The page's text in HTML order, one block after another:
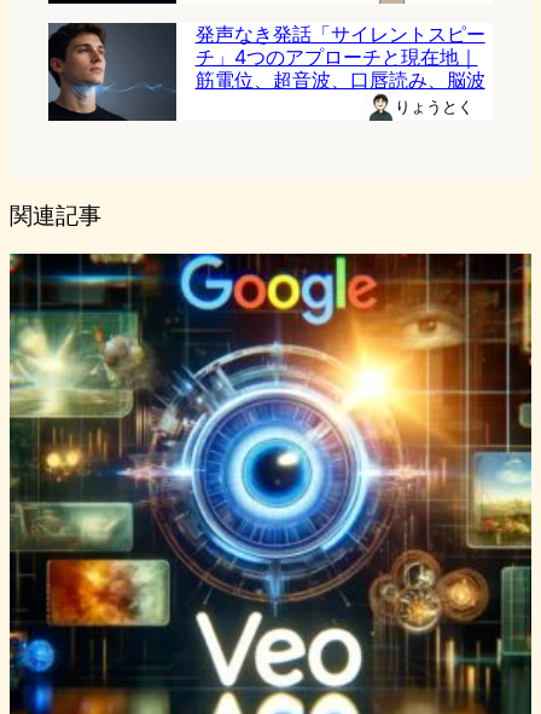
発声なき発話「サイレントスピー
チ」4つのアプローチと現在地｜
筋電位、超音波、口唇読み、脳波
りょうとく
関連記事